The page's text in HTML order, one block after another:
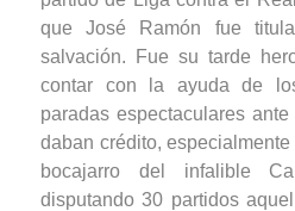
que José Ramón fue
salvación. Fue su tarde
contar con la ayuda de
paradas espectaculares
daban crédito,
bocajarro del infalible
disputando 30 partidos